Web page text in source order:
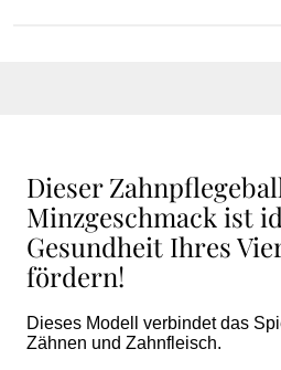
Dieser
Minzgeschmack ist
Gesundheit Ihres
fördern!
Dieses Modell verbindet das
Zähnen und Zahnfleisch.